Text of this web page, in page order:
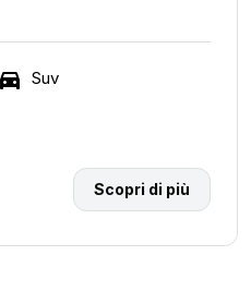
Suv
Scopri di più